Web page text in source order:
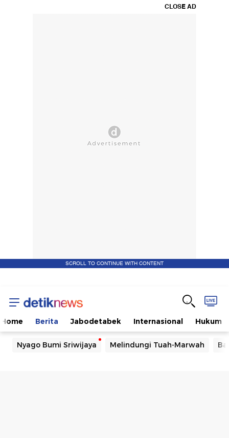
CLOSE AD
SCROLL TO CONTINUE WITH CONTENT
Home Berita Jabodetabek Internasional Hukum
Nyago Bumi Sriwijaya Melindungi Tuah-Marwah